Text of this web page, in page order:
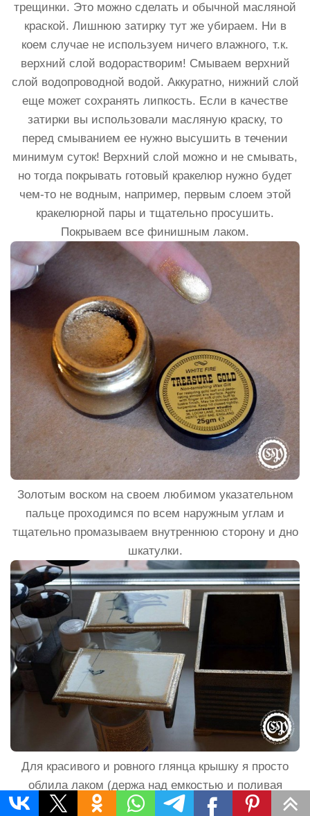
трещинки. Это можно сделать и обычной масляной
краской. Лишнюю затирку тут же убираем. Ни в
коем случае не используем ничего влажного, т.к.
верхний слой водорастворим! Смываем верхний
слой водопроводной водой. Аккуратно, нижний слой
еще может сохранять липкость. Если в качестве
затирки вы использовали масляную краску, то
перед смыванием ее нужно высушить в течении
минимум суток! Верхний слой можно и не смывать,
но тогда покрывать готовый кракелюр нужно будет
чем-то не водным, например, первым слоем этой
кракелюрной пары и тщательно просушить.
Покрываем все финишным лаком.
Золотым воском на своем любимом указательном
пальце проходимся по всем наружным углам и
тщательно промазываем внутреннюю сторону и дно
шкатулки.
Для красивого и ровного глянца крышку я просто
облила лаком (держа над емкостью и поливая
чайной ложкой), поверхность блестит, как